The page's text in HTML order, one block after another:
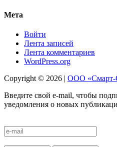
Мета
Войти
Лента записей
Лента комментариев
WordPress.org
Copyright © 2026 | ООО «Смарт-
Введите свой e-mail, чтобы
уведомления о новых